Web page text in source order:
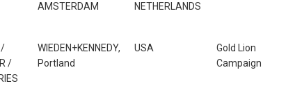
AMSTERDAM
NETHERLANDS
/
/
WIEDEN+KENNEDY,
Portland
USA
Gold Lion
Campaign